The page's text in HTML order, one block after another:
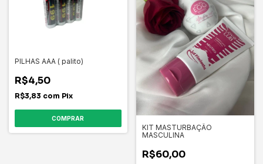
PILHAS AAA ( palito)
R$4,50
R$3,83 com Pix
COMPRAR
KIT MASTURBAÇÃO
MASCULINA
R$60,00